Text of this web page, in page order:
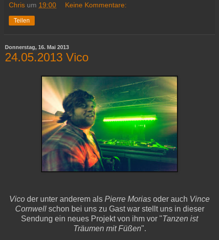
Chris um 19:00 Keine Kommentare:
Teilen
Donnerstag, 16. Mai 2013
24.05.2013 Vico
Vico der unter anderem als Pierre Morias oder auch Vince
Cornwell schon bei uns zu Gast war stellt uns in dieser
Sendung ein neues Projekt von ihm vor "Tanzen ist
Träumen mit Füßen".